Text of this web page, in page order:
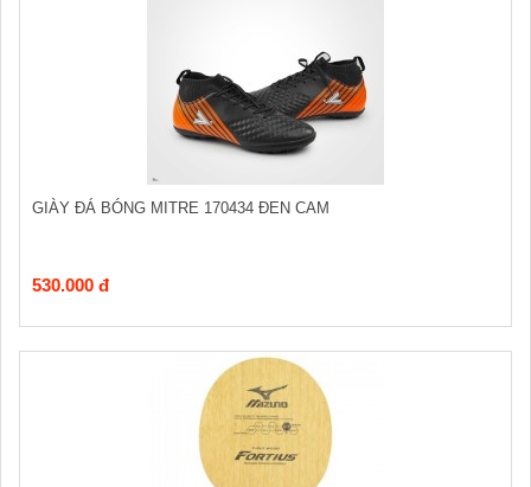
GIÀY ĐÁ BÓNG MITRE 170434 ĐEN CAM
530.000 đ